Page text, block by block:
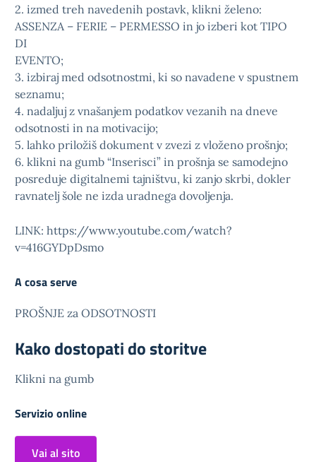
2. izmed treh navedenih postavk, klikni želeno:
ASSENZA – FERIE – PERMESSO in jo izberi kot TIPO
DI
EVENTO;
3. izbiraj med odsotnostmi, ki so navadene v spustnem
seznamu;
4. nadaljuj z vnašanjem podatkov vezanih na dneve
odsotnosti in na motivacijo;
5. lahko priložiš dokument v zvezi z vloženo prošnjo;
6. klikni na gumb “Inserisci” in prošnja se samodejno
posreduje digitalnemi tajništvu, ki zanjo skrbi, dokler
ravnatelj šole ne izda uradnega dovoljenja.
LINK: https://www.youtube.com/watch?
v=416GYDpDsmo
A cosa serve
PROŠNJE za ODSOTNOSTI
Kako dostopati do storitve
Klikni na gumb
Servizio online
Vai al sito